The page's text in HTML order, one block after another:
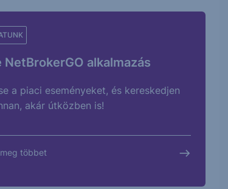
NetBrokerGO alkalmazás
a piaci eseményeket, és kereskedjen
akár útközben is!
többet